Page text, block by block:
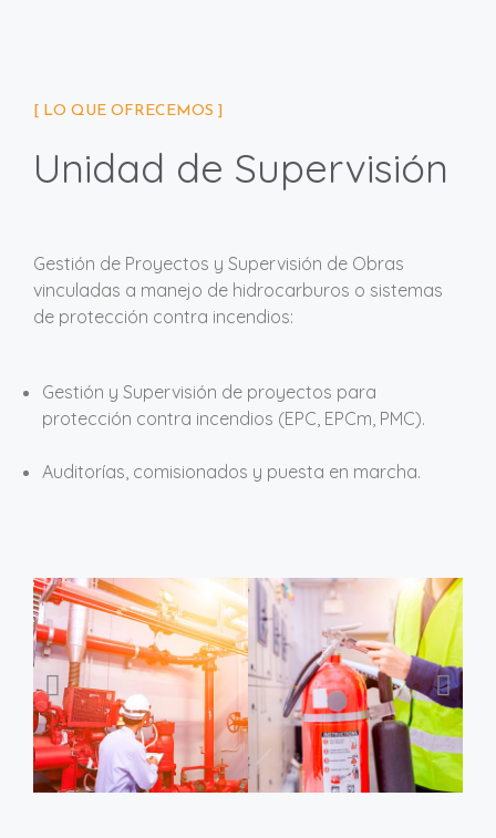
[ LO QUE OFRECEMOS ]
Unidad de Supervisión
Gestión de Proyectos y Supervisión de Obras
vinculadas a manejo de hidrocarburos o sistemas
de protección contra incendios:
Gestión y Supervisión de proyectos para
protección contra incendios (EPC, EPCm, PMC).
Auditorías, comisionados y puesta en marcha.